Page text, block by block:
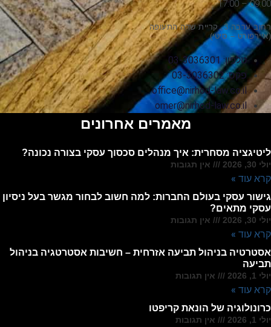
09:00 – 17:00
רחוב ערבה 3, קריית שדה התעופה
(איירפורט – סיטי)
טלפון: 03-3036301
פקס: 03-3036302
office@nirhod-law.co.il
omer@nirhod-law.co.il
מאמרים אחרונים
ליטיגציה מסחרית: איך מנהלים סכסוך עסקי בצורה נכונה?
יולי 30, 2026 אין תגובות
קרא עוד »
גישור עסקי בעולם החברות: למה חשוב לבחור מגשר בעל ניסיון
עסקי מתאים?
יולי 30, 2026 אין תגובות
קרא עוד »
אסטרטיה בניהול תביעה אזרחית – חשיבות אסטרטגיה בניהול
תביעה
יולי 1, 2026 אין תגובות
קרא עוד »
כרונולוגיה של הונאת קריפטו
יולי 1, 2026 אין תגובות